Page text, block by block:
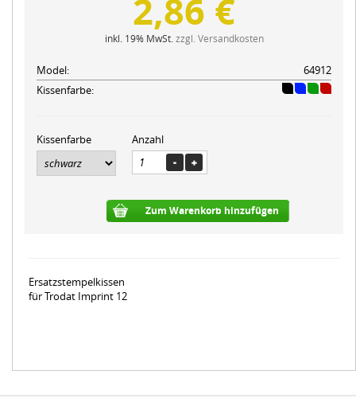
2,86 €
inkl. 19% MwSt. zzgl. Versandkosten
Model:
64912
Kissenfarbe:
Kissenfarbe Anzahl
Zum Warenkorb hinzufügen
Ersatzstempelkissen
für Trodat Imprint 12